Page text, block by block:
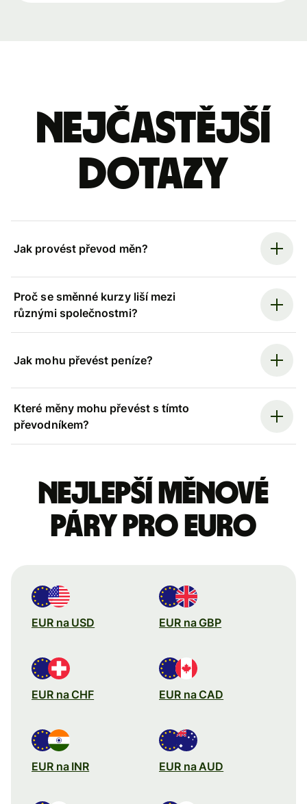
Nejčastější
dotazy
Jak provést převod měn?
Proč se směnné kurzy liší mezi
různými společnostmi?
Jak mohu převést peníze?
Které měny mohu převést s tímto
převodníkem?
Nejlepší měnové
páry pro euro
EUR na USD EUR na GBP
EUR na CHF EUR na CAD
EUR na INR EUR na AUD